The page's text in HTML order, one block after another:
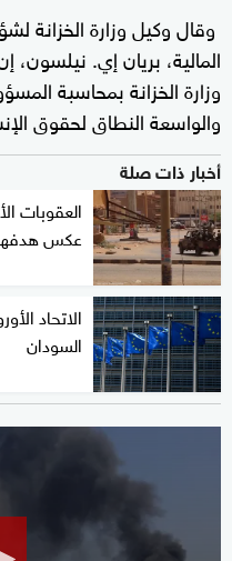
وقال وكيل وزارة الخزانة
المالية، بريان إي. نيلسون،
وزارة الخزانة بمحاسبة
والواسعة النطاق لحقوق
أخبار ذات صلة
العقوبات
عكس
الاتحاد
السودان